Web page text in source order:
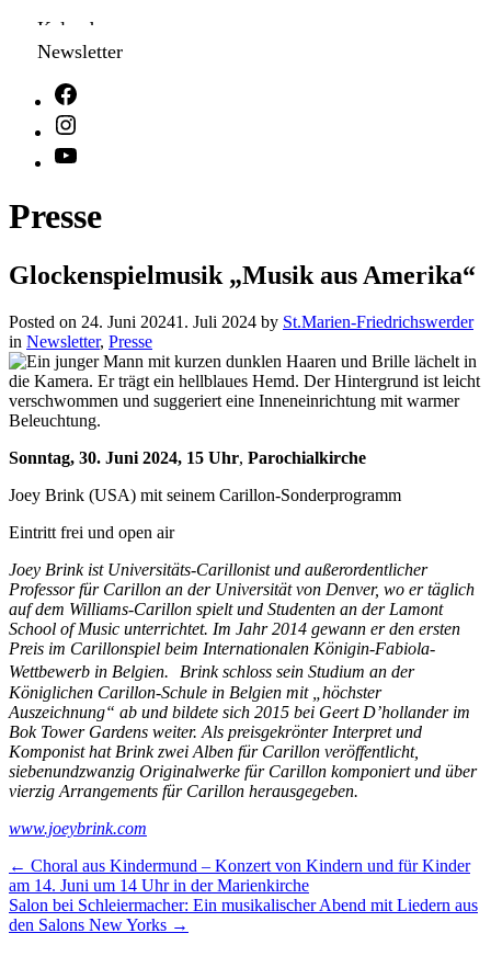
Kalender
Newsletter
Presse
Glockenspielmusik „Musik aus Amerika“
Posted on 24. Juni 20241. Juli 2024 by St.Marien-Friedrichswerder
in Newsletter, Presse
Sonntag, 30. Juni 2024, 15 Uhr, Parochialkirche
Joey Brink (USA) mit seinem Carillon-Sonderprogramm
Eintritt frei und open air
Joey Brink ist Universitäts-Carillonist und außerordentlicher
Professor für Carillon an der Universität von Denver, wo er täglich
auf dem Williams-Carillon spielt und Studenten an der Lamont
School of Music unterrichtet. Im Jahr 2014 gewann er den ersten
Preis im Carillonspiel beim Internationalen Königin-Fabiola-
Wettbewerb in Belgien. Brink schloss sein Studium an der
Königlichen Carillon-Schule in Belgien mit „höchster
Auszeichnung“ ab und bildete sich 2015 bei Geert D’hollander im
Bok Tower Gardens weiter. Als preisgekrönter Interpret und
Komponist hat Brink zwei Alben für Carillon veröffentlicht,
siebenundzwanzig Originalwerke für Carillon komponiert und über
vierzig Arrangements für Carillon herausgegeben.
www.joeybrink.com
Beitragsnavigation
← Choral aus Kindermund – Konzert von Kindern und für Kinder
am 14. Juni um 14 Uhr in der Marienkirche
Salon bei Schleiermacher: Ein musikalischer Abend mit Liedern aus
den Salons New Yorks →